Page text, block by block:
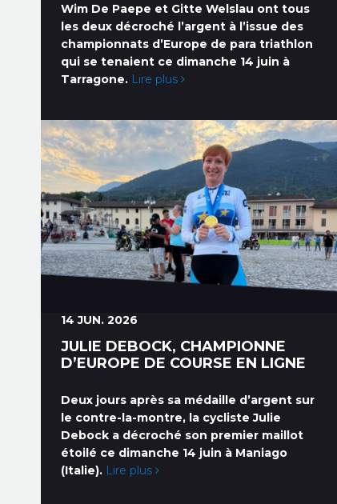
Wim De Paepe et Gitte Welslau ont tous
les deux décroché l’argent à l’issue des
championnats d’Europe de para triathlon
qui se tenaient ce dimanche 14 juin à
Tarragone. Lire plus
14 JUN. 2026
JULIE DEBOCK, CHAMPIONNE
D’EUROPE DE COURSE EN LIGNE
Deux jours après sa médaille d’argent sur
le contre-la-montre, la cycliste Julie
Debock a décroché son premier maillot
étoilé ce dimanche 14 juin à Maniago
(Italie). Lire plus